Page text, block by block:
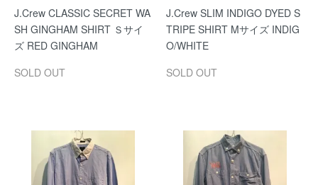
J.Crew CLASSIC SECRET WA
SH GINGHAM SHIRT Ｓサイ
ズ RED GINGHAM
SOLD OUT
J.Crew SLIM INDIGO DYED S
TRIPE SHIRT Mサイズ INDIG
O/WHITE
SOLD OUT